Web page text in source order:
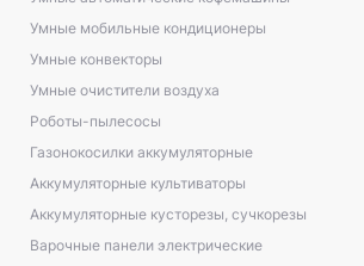
Умные мобильные кондиционеры
Умные конвекторы
Умные очистители воздуха
Роботы-пылесосы
Газонокосилки аккумуляторные
Аккумуляторные культиваторы
Аккумуляторные кусторезы, сучкорезы
Варочные панели электрические